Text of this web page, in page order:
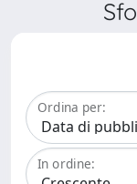
Ordina per:
In ordine: